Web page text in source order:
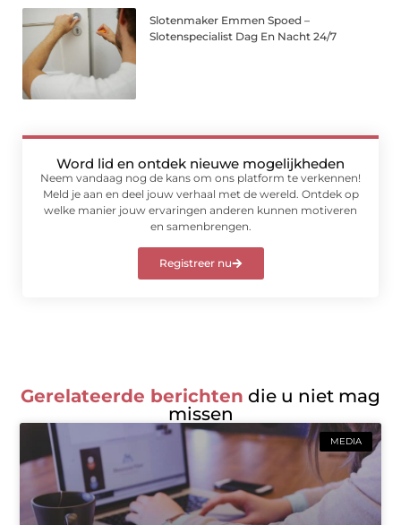
Slotenmaker Emmen Spoed –
Slotenspecialist Dag En Nacht 24/7
Word lid en ontdek nieuwe mogelijkheden
Neem vandaag nog de kans om ons platform te verkennen!
Meld je aan en deel jouw verhaal met de wereld. Ontdek op
welke manier jouw ervaringen anderen kunnen motiveren
en samenbrengen.
Registreer nu
Gerelateerde berichten die u niet mag
missen
MEDIA